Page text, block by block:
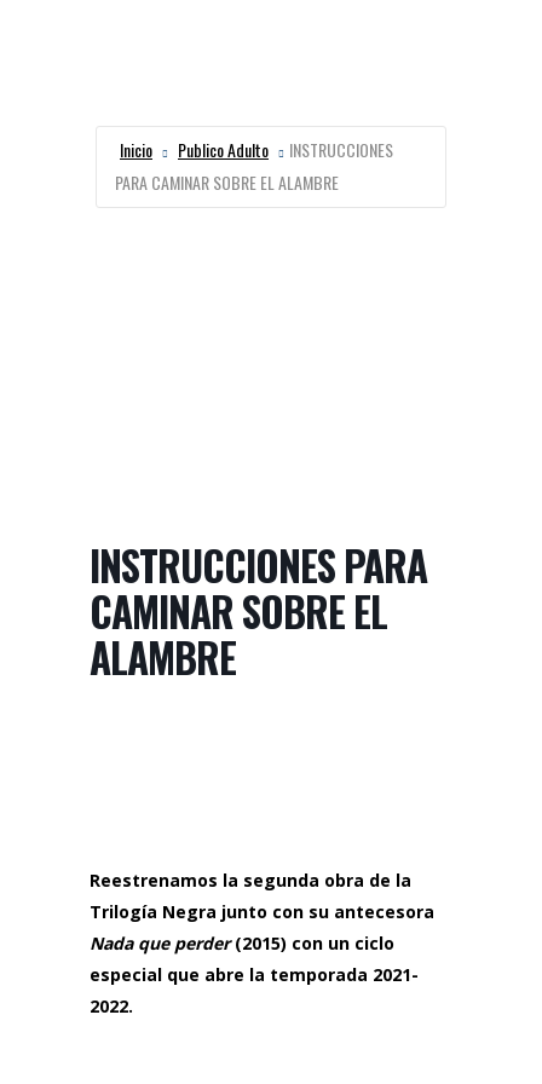
Inicio Publico Adulto
INSTRUCCIONES
PARA CAMINAR SOBRE EL ALAMBRE
INSTRUCCIONES PARA
CAMINAR SOBRE EL
ALAMBRE
Reestrenamos la segunda obra de la
Trilogía Negra junto con su antecesora
Nada que perder(2015) con un ciclo
especial que abre la temporada 2021-
2022.